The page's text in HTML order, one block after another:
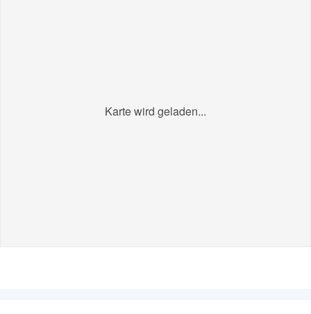
Karte wird geladen...